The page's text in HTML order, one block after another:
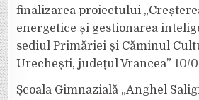
finalizarea proiectului
energetice și gestionarea
sediul Primăriei și Căminul
Urechești, județul Vrancea” 10/
Școala Gimnazială „Anghel